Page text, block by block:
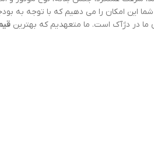
شما این امکان را می دهیم که با توجه به
ما در دژآک است. ما متعهدیم که بهترین